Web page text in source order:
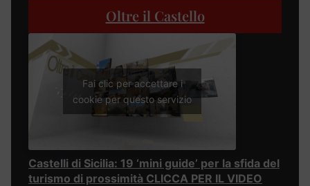
Oltre il Castello
Fai clic per accettare i
cookie per questo servizio
Castelli di Sicilia: 19 ‘mini guide’ per la sfida del
turismo di prossimità CLICCA PER IL VIDEO